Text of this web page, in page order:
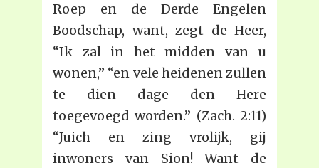
Roep en de Derde Engelen
Boodschap, want, zegt de Heer,
“Ik zal in het midden van u
wonen,” “en vele heidenen zullen
te dien dage den Here
toegevoegd worden.” (Zach. 2:11)
“Juich en zing vrolijk, gij
inwoners van Sion! Want de